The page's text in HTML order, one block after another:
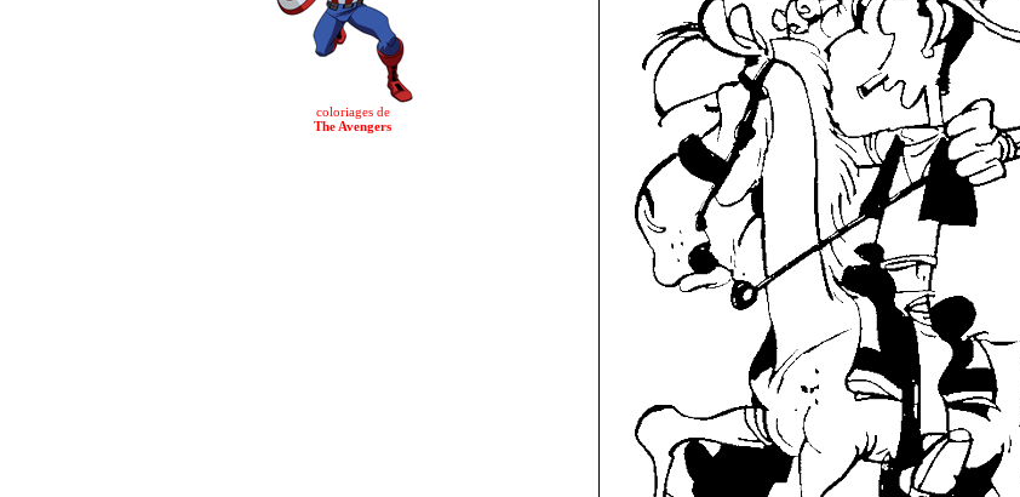
coloriages de
The Avengers